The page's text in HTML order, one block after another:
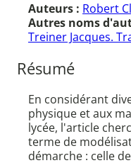
Auteurs : Robert
Autres noms
Treiner Jacques.
Résumé
En considérant
physique et aux
lycée, l'article
terme de
démarche : celle